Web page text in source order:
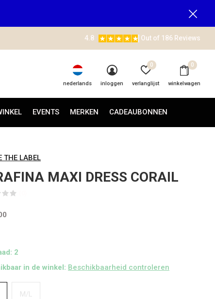
EVENTS MERKEN CADEAUBONNEN
nederlands inloggen verlanglijst
0
winkelwagen
0
4.8 Out of 186 Reviews
THE LABEL
MAXI DRESS CORAIL
2
in de winkel: Beschikbaarheid controleren
M/L